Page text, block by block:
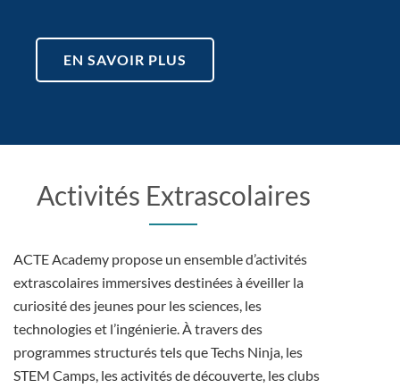
EN SAVOIR PLUS
Activités Extrascolaires
ACTE Academy propose un ensemble d’activités
extrascolaires immersives destinées à éveiller la
curiosité des jeunes pour les sciences, les
technologies et l’ingénierie. À travers des
programmes structurés tels que Techs Ninja, les
STEM Camps, les activités de découverte, les clubs